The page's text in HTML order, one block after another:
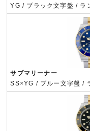
YG / ブラック文字盤 / ラ
サブマリーナー
SS×YG / ブルー文字盤 /